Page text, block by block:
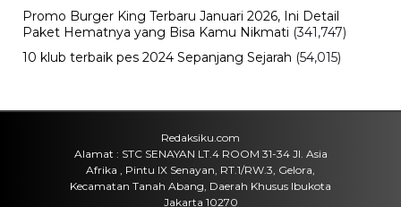
Promo Burger King Terbaru Januari 2026, Ini Detail
Paket Hematnya yang Bisa Kamu Nikmati (341,747)
10 klub terbaik pes 2024 Sepanjang Sejarah (54,015)
Redaksiku.com
Alamat : STC SENAYAN LT.4 ROOM 31-34 Jl. Asia
Afrika , Pintu IX Senayan, RT.1/RW.3, Gelora,
Kecamatan Tanah Abang, Daerah Khusus Ibukota
Jakarta 10270